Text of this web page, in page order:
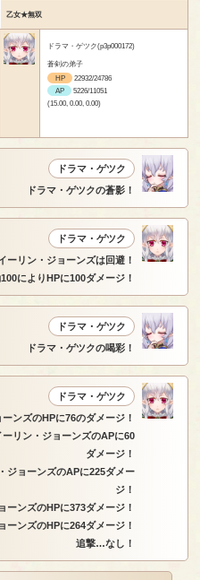
乙女★無双
ドラマ・ゲツク(p3p000172)
蒼剣の弟子
HP
22932/24786
AP
5226/11051
(15.00, 0.00, 0.00)
ドラマ・ゲツク
ドラマ・ゲツクの蒼影！
ドラマ・ゲツク
ーリン・ジョーンズは回避！
によりHPに100ダメージ！
ドラマ・ゲツク
ドラマ・ゲツクの喝彩！
ドラマ・ゲツク
ンズのHPに76のダメージ！
リン・ジョーンズのAPに60
ダメージ！
ジョーンズのAPに225ダメー
ジ！
ーンズのHPに373ダメージ！
ーンズのHPに264ダメージ！
追撃…なし！